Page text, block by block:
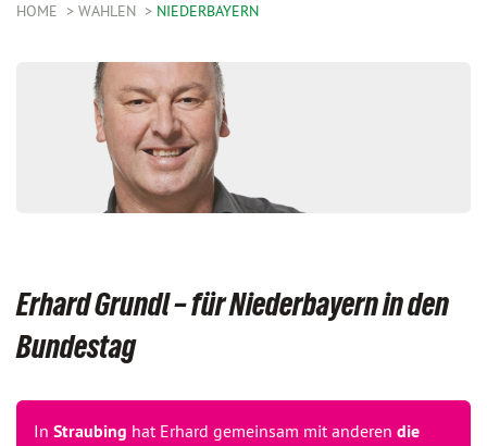
HOME WAHLEN NIEDERBAYERN
Erhard Grundl – für Niederbayern in den
Bundestag
In Straubing hat Erhard gemeinsam mit anderen die